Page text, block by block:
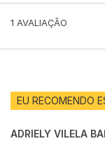
1 AVALIAÇÃO
EU RECOMENDO
ADRIELY VILELA